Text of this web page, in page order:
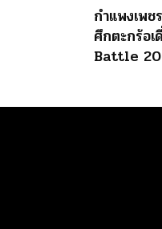
กำแพงเพ
ศึกตะกร้อ
Battle